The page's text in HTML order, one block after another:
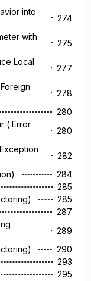
into
274
with
275
Local
277
278
280
( Error
280
282
284
285
285
287
289
290
293
295